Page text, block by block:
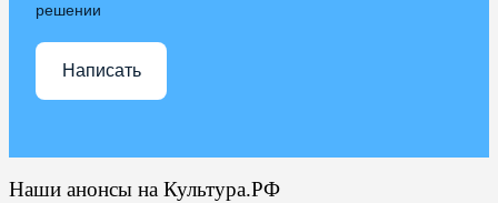
решении
Написать
Наши анонсы на Культура.РФ